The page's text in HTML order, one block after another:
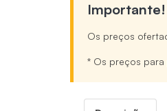
Importante!
Os preços
* Os preços para